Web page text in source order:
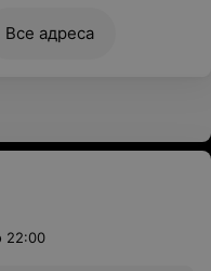
Продавец
Такое
и лажу в
в вашем
Все адреса
22:00